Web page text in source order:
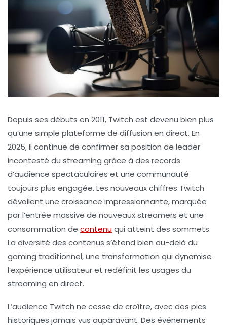
Depuis ses débuts en 2011, Twitch est devenu bien plus
qu’une simple plateforme de diffusion en direct. En
2025, il continue de confirmer sa position de leader
incontesté du streaming grâce à des records
d’audience spectaculaires et une communauté
toujours plus engagée. Les nouveaux chiffres Twitch
dévoilent une croissance impressionnante, marquée
par l’entrée massive de nouveaux streamers et une
consommation de contenuqui atteint des sommets.
La diversité des contenus s’étend bien au-delà du
gaming traditionnel, une transformation qui dynamise
l’expérience utilisateur et redéfinit les usages du
streaming en direct.
L’audience Twitch ne cesse de croître, avec des pics
historiques jamais vus auparavant. Des événements